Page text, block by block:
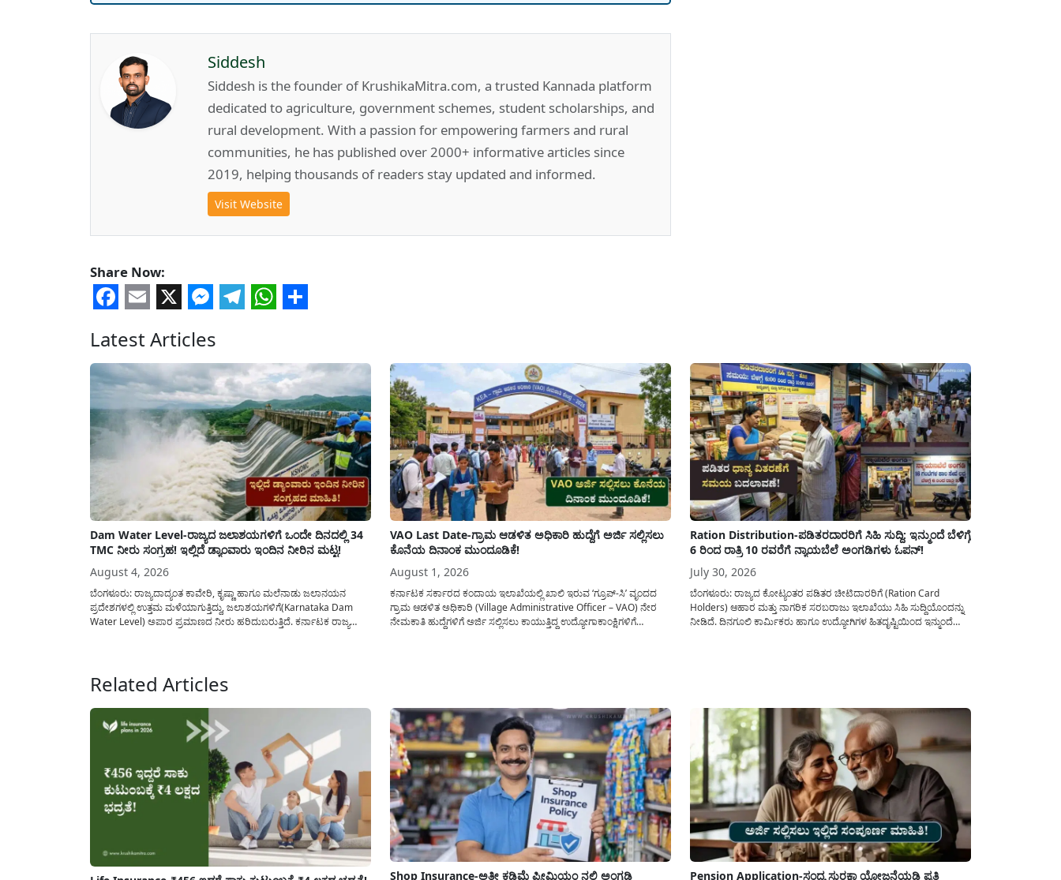
Siddesh
Siddesh is the founder of KrushikaMitra.com, a trusted Kannada platform
dedicated to agriculture, government schemes, student scholarships, and
rural development. With a passion for empowering farmers and rural
communities, he has published over 2000+ informative articles since
2019, helping thousands of readers stay updated and informed.
Visit Website
Share Now:
Latest Articles
Dam Water Level-ರಾಜ್ಯದ ಜಲಾಶಯಗಳಿಗೆ ಒಂದೇ ದಿನದಲ್ಲಿ 34
TMC ನೀರು ಸಂಗ್ರಹ! ಇಲ್ಲಿದೆ ಡ್ಯಾಂವಾರು ಇಂದಿನ ನೀರಿನ ಮಟ್ಟ!
August 4, 2026
ಬೆಂಗಳೂರು: ರಾಜ್ಯದಾದ್ಯಂತ ಕಾವೇರಿ, ಕೃಷ್ಣಾ ಹಾಗೂ ಮಲೆನಾಡು ಜಲಾನಯನ
ಪ್ರದೇಶಗಳಲ್ಲಿ ಉತ್ತಮ ಮಳೆಯಾಗುತ್ತಿದ್ದು, ಜಲಾಶಯಗಳಿಗೆ(Karnataka Dam
Water Level) ಅಪಾರ ಪ್ರಮಾಣದ ನೀರು ಹರಿದುಬರುತ್ತಿದೆ. ಕರ್ನಾಟಕ ರಾಜ್ಯ
VAO Last Date-ಗ್ರಾಮ ಆಡಳಿತ ಅಧಿಕಾರಿ ಹುದ್ದೆಗೆ ಅರ್ಜಿ ಸಲ್ಲಿಸಲು
ಕೊನೆಯ ದಿನಾಂಕ ಮುಂದೂಡಿಕೆ!
August 1, 2026
ಕರ್ನಾಟಕ ಸರ್ಕಾರದ ಕಂದಾಯ ಇಲಾಖೆಯಲ್ಲಿ ಖಾಲಿ ಇರುವ ‘ಗ್ರೂಪ್-ಸಿ’ ವೃಂದದ
ಗ್ರಾಮ ಆಡಳಿತ ಅಧಿಕಾರಿ (Village Administrative Officer – VAO) ನೇರ
ನೇಮಕಾತಿ ಹುದ್ದೆಗಳಿಗೆ ಅರ್ಜಿ ಸಲ್ಲಿಸಲು ಕಾಯುತ್ತಿದ್ದ ಉದ್ಯೋಗಾಕಾಂಕ್ಷಿಗಳಿಗೆ
Ration Distribution-ಪಡಿತರದಾರರಿಗೆ ಸಿಹಿ ಸುದ್ದಿ: ಇನ್ಮುಂದೆ ಬೆಳಿಗ್ಗೆ
6 ರಿಂದ ರಾತ್ರಿ 10 ರವರೆಗೆ ನ್ಯಾಯಬೆಲೆ ಅಂಗಡಿಗಳು ಓಪನ್!
July 30, 2026
ಬೆಂಗಳೂರು: ರಾಜ್ಯದ ಕೋಟ್ಯಂತರ ಪಡಿತರ ಚೀಟಿದಾರರಿಗೆ (Ration Card
Holders) ಆಹಾರ ಮತ್ತು ನಾಗರಿಕ ಸರಬರಾಜು ಇಲಾಖೆಯು ಸಿಹಿ ಸುದ್ದಿಯೊಂದನ್ನು
ನೀಡಿದೆ. ದಿನಗೂಲಿ ಕಾರ್ಮಿಕರು ಹಾಗೂ ಉದ್ಯೋಗಿಗಳ ಹಿತದೃಷ್ಟಿಯಿಂದ ಇನ್ಮುಂದೆ
Related Articles
Shop Insurance-ಅತೀ ಕಡಿಮೆ ಪ್ರೀಮಿಯಂ ನಲ್ಲಿ ಅಂಗಡಿ Pension Application-ಸಂದ್ಯ ಸುರಕ್ಷಾ ಯೋಜನೆಯಡಿ ಪ್ರತಿ